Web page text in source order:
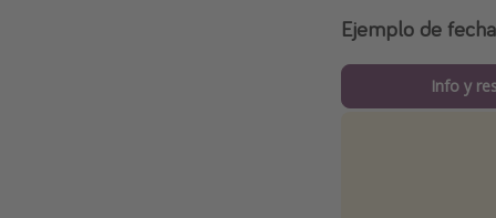
Ejemplo de
Info y